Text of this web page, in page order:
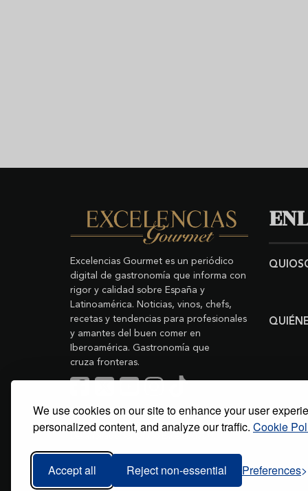
We use cookies on our site to enhance your user
personalized content, and analyze our traffic. Cookie
Accept all Reject non-essential Preferences
Excelencias Gourmet es un periódico
digital de gastronomía que informa con
rigor y calidad sobre España y
Latinoamérica. Noticias, vinos, chefs,
recetas y tendencias para profesionales
y amantes del buen comer en
Iberoamérica. Gastronomía que
cruza fronteras.
Copyright © 2011-2026 Excelencias Gourmet.
Todos los derechos reservados.
Grupo Excelencias
Buscar